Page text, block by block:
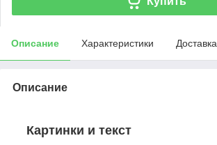
Описание Характеристики Доставка
Описание
Картинки и текст